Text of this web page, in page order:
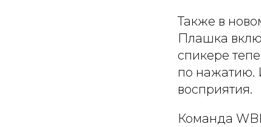
Также в
Плашка
спикере
по нажатию.
восприятия.
Команда